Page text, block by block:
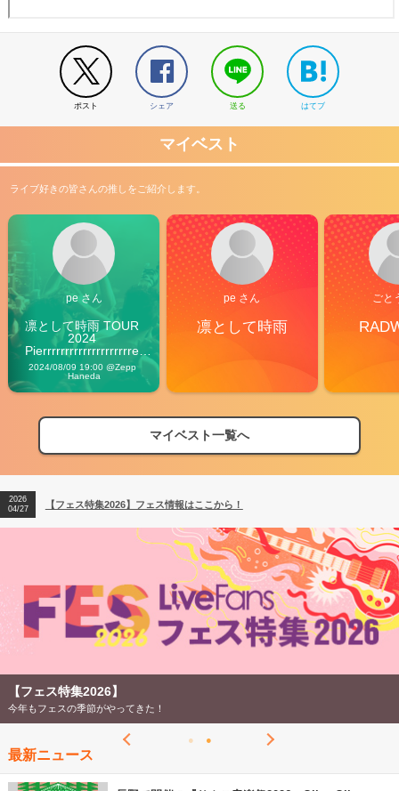
ポスト シェア 送る はてブ
マイベスト
ライブ好きの皆さんの推しをご紹介します。
pe さん
凛として時雨 TOUR
2024
Pierrrrrrrrrrrrrrrrrrrre
Vibes
2024/08/09 19:00 @Zepp
Haneda
pe さん
凛として時雨
ごと
マイベスト一覧へ
【フェス特集2026】フェス情報はここから！
【ライブ動員ランキング】2026年上半期編発表！
2026
04/27
【フェス特集2026】フェス情報はここから！
2026
【ライブ動員ランキング】2026年上半期編発表！
【フェス特集2026】
今年もフェスの季節がやってきた！
最新ニュース